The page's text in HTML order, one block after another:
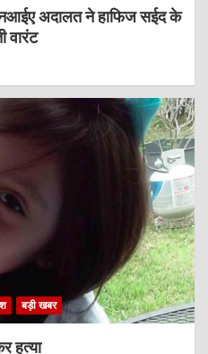
अदालत ने हाफिज सईद के
वारंट
बड़ी खबर
हत्या